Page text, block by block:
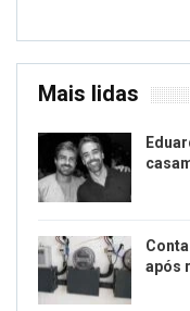
Mais lidas
após